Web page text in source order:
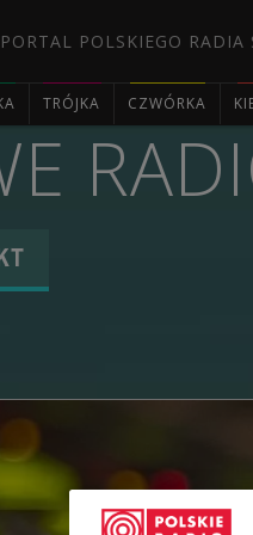
PORTAL POLSKIEGO RADIA
TRÓJKA CZWÓRKA